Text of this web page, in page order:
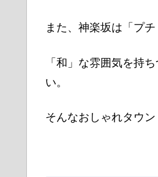
また、神楽坂は「プ
「和」な雰囲気を持
い。
そんなおしゃれタウ